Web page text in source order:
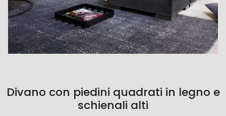
Divano con piedini quadrati in legno e
schienali alti